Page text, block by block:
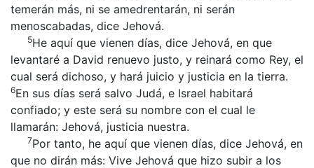
temerán más, ni se amedrentarán, ni serán
menoscabadas, dice Jehová.
5He aquí que vienen días, dice Jehová, en que
levantaré a David renuevo justo, y reinará como Rey, el
cual será dichoso, y hará juicio y justicia en la tierra.
6En sus días será salvo Judá, e Israel habitará
confiado; y este será su nombre con el cual le
llamarán: Jehová, justicia nuestra.
7Por tanto, he aquí que vienen días, dice Jehová, en
que no dirán más: Vive Jehová que hizo subir a los